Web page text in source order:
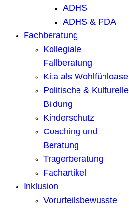
ADHS
ADHS & PDA
Fachberatung
Kollegiale
Fallberatung
Kita als Wohlfühloase
Politische & Kulturelle
Bildung
Kinderschutz
Coaching und
Beratung
Trägerberatung
Fachartikel
Inklusion
Vorurteilsbewusste